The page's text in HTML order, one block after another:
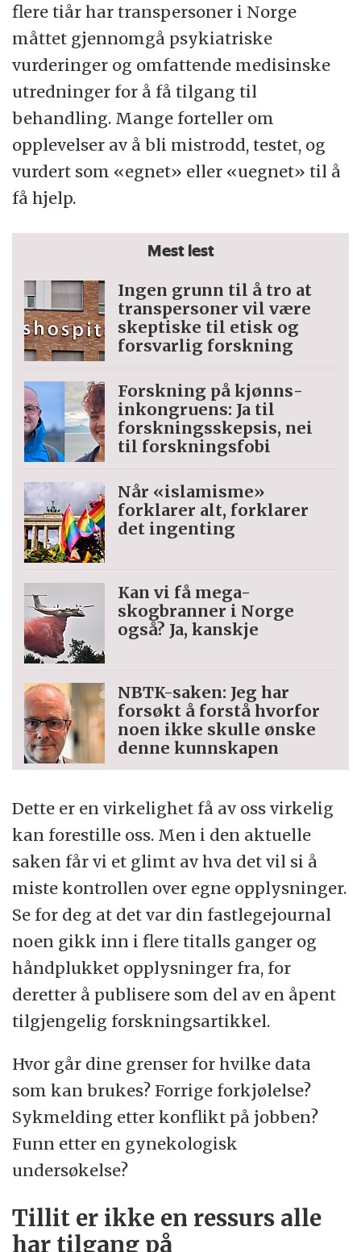
flere tiår har transpersoner i Norge
måttet gjennomgå psykiatriske
vurderinger og omfattende medisinske
utredninger for å få tilgang til
behandling. Mange forteller om
opplevelser av å bli mistrodd, testet, og
vurdert som «egnet» eller «uegnet» til å
få hjelp.
Mest lest
Ingen grunn til å tro at
trans­personer vil være
skeptiske til etisk og
forsvarlig forskning
Forskning på kjønns­
inkongruens: Ja til
forskningsskepsis, nei
til forskningsfobi
Når «islamisme»
forklarer alt, forklarer
det ingenting
Kan vi få mega-
skogbranner i Norge
også? Ja, kanskje
NBTK-saken: Jeg har
forsøkt å forstå hvorfor
noen ikke skulle ønske
denne kunnskapen
Dette er en virkelighet få av oss virkelig
kan forestille oss. Men i den aktuelle
saken får vi et glimt av hva det vil si å
miste kontrollen over egne opplysninger.
Se for deg at det var din fastlegejournal
noen gikk inn i flere titalls ganger og
håndplukket opplysninger fra, for
deretter å publisere som del av en åpent
tilgjengelig forskningsartikkel.
Hvor går dine grenser for hvilke data
som kan brukes? Forrige forkjølelse?
Sykmelding etter konflikt på jobben?
Funn etter en gynekologisk
undersøkelse?
Tillit er ikke en ressurs alle
har tilgang på